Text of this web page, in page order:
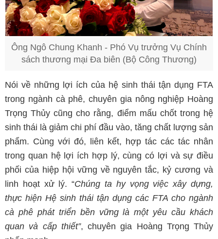
Ông Ngô Chung Khanh - Phó Vụ trưởng Vụ Chính
sách thương mại Đa biên (Bộ Công Thương)
Nói về những lợi ích của hệ sinh thái tận dụng FTA
trong ngành cà phê, chuyên gia nông nghiệp Hoàng
Trọng Thủy cũng cho rằng, điểm mấu chốt trong hệ
sinh thái là giảm chi phí đầu vào, tăng chất lượng sản
phẩm. Cùng với đó, liên kết, hợp tác các tác nhân
trong quan hệ lợi ích hợp lý, cùng có lợi và sự điều
phối của hiệp hội vững về nguyên tắc, kỷ cương và
linh hoạt xử lý. “Chúng ta hy vọng việc xây dựng,
thực hiện Hệ sinh thái tận dụng các FTA cho ngành
cà phê phát triển bền vững là một yêu cầu khách
quan và cấp thiết”, chuyên gia Hoàng Trọng Thủy